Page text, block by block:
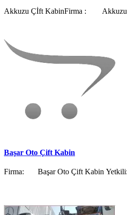
Akkuzu Çİft KabinFirma :
Başar Oto Çift Kabin
Firma: Başar Oto Çift Kabin